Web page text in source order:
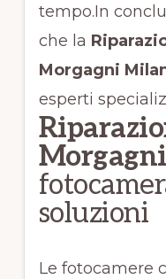
tempo.In
che la
Morgagni
esperti
soluzioni
Le fotocamere